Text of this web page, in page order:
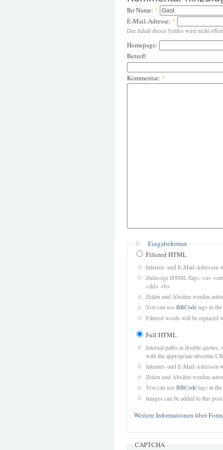
Ihr Name: *
E-Mail-Adresse: *
Der Inhalt dieses Feldes wird nicht
Homepage:
Betreff:
Kommentar: *
Eingabeformat
Filtered HTML
Internet- und E-Mail-Adressen
Zulässige HTML-Tags: <a>
<dd> <b>
Zeilen und Absätze werden
You can useBBCodetags in
Filtered words will be replaced
Full HTML
Internal paths in double quotes,
with the appropriate absolute
Internet- und E-Mail-Adressen
Zeilen und Absätze werden
You can useBBCodetags in
Images can be added to this post.
Weitere Informationen über
CAPTCHA